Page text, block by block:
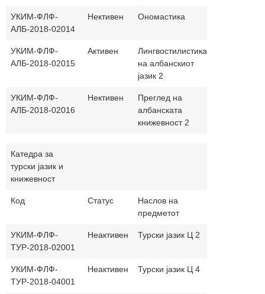
УКИМ-ФЛФ-
АЛБ-2018-02014
Нективен Ономастика
УКИМ-ФЛФ-
АЛБ-2018-02015
Активен
Лингвостилистика
на албанскиот
јазик 2
УКИМ-ФЛФ-
АЛБ-2018-02016
Нективен
Преглед на
албанската
книжевност 2
Катедра за
турски јазик и
книжевност
Код Статус
Наслов на
предметот
УКИМ-ФЛФ-
ТУР-2018-02001
Неактивен Турски јазик Ц 2
УКИМ-ФЛФ-
ТУР-2018-04001
Неактивен Турски јазик Ц 4